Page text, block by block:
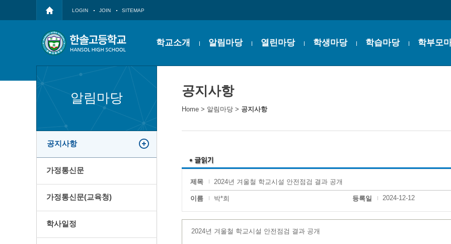
LOGIN JOIN SITEMAP
학교소개 알림마당 열린마당 학생마당 학습마당 학부모
알림마당
공지사항
가정통신문
가정통신문(교육청)
학사일정
공지사항
Home > 알림마당 > 공지사항
제목 2024년 겨울철 학교시설 안전점검 결과 공개
이름 박*희 등록일 2024-12-12
2024년 겨울철 학교시설 안전점검 결과 공개